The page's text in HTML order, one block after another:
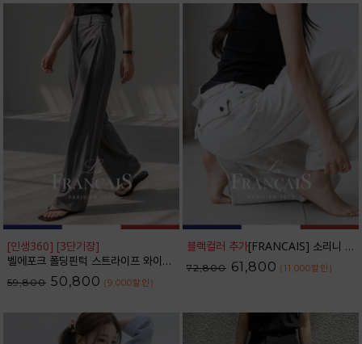
[인생360] [3단기장]
벨에포크 폴딩핀턱 스트라이프 와이드 슬랙스_F6S238SL
59,800 50,800 (9,000할인 )
블랙컬러 추가[FRANCAIS] 소리니 스티치 커브드 데님 팬츠_62DP2585
72,800 61,800 (11,000할인 )